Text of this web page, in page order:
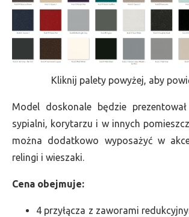
Kliknij palety powyżej, aby
Model doskonale będzie
sypialni, korytarzu i w innych
można dodatkowo wyposażyć w
relingi i wieszaki.
Cena obejmuje:
4 przyłącza z zaworami